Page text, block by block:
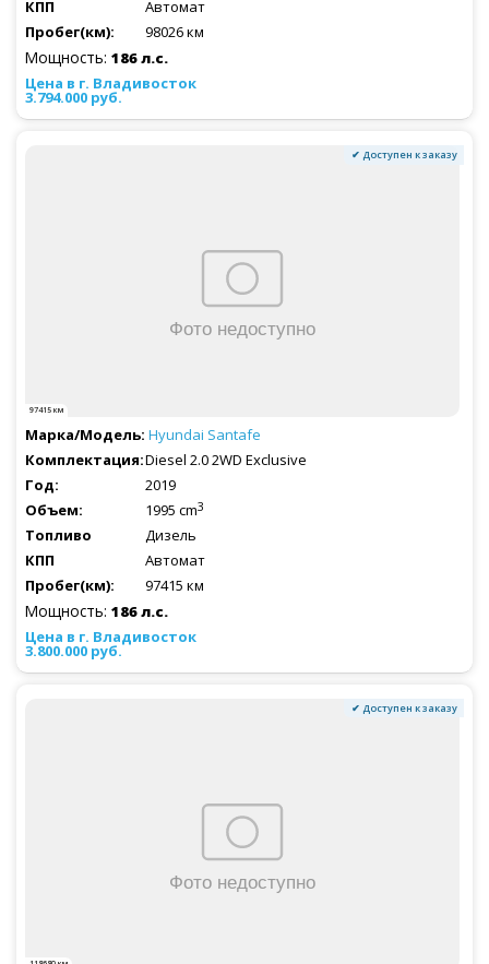
Автомат
98026 км
Мощность: 186 л.с.
3.794.000 руб.
✔ Доступен к заказу
97415 км
Hyundai Santafe
Diesel 2.0 2WD Exclusive
2019
1995 cm3
Дизель
Автомат
97415 км
Мощность: 186 л.с.
3.800.000 руб.
✔ Доступен к заказу